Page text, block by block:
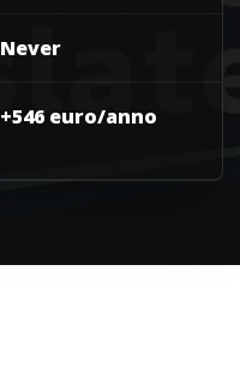
Never
+546 euro/anno